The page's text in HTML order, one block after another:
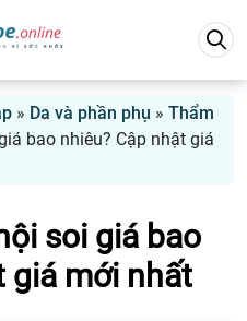
» Da và phần phụ » Thẩm
bao nhiêu? Cập nhật giá
soi giá bao
giá mới nhất